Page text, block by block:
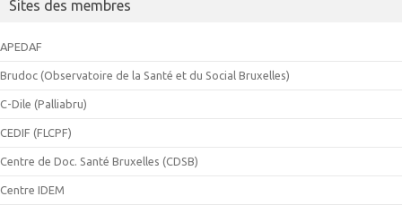
Sites des membres
APEDAF
Brudoc (Observatoire de la Santé et du Social Bruxelles)
C-Dile (Palliabru)
CEDIF (FLCPF)
Centre de Doc. Santé Bruxelles (CDSB)
Centre IDEM